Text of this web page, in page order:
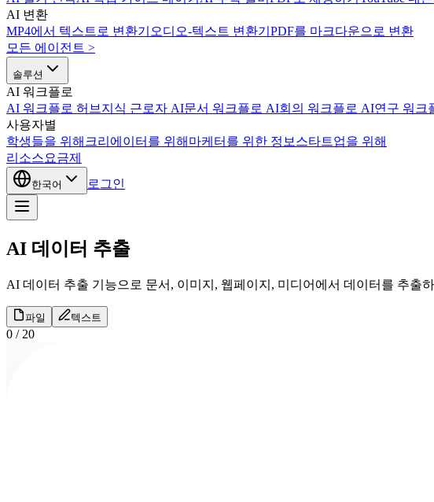
AI 변환
MP4에서 텍스트로 변환기 오디오-텍스트 변환기 PDF를 마크다운으로 변환
모든 에이전트 >
솔루션
AI 워크플로
AI 워크플로 허브 지식 근로자 AI문서 워크플로 AI회의 워크플로 AI연구 워크
사용자별
학생들을 위해 크리에이터를 위해 마케터를 위한 정보 스타트업을 위해
리소스요금제
한국어 로그인
AI 데이터 추출
AI 데이터 추출 기능으로 문서, 이미지, 웹페이지, 미디어에서 데이터를 추출
파일 텍스트
0 / 20